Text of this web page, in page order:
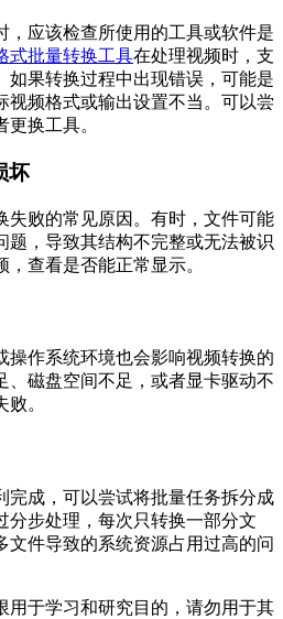
，应该检查所使用的工具或软件是
式批量转换工具在处理视频时，支
如果转换过程中出现错误，可能是
视频格式或输出设置不当。可以尝
换工具。
坏
失败的常见原因。有时，文件可能
题，导致其结构不完整或无法被识
查看是否能正常显示。
操作系统环境也会影响视频转换的
、磁盘空间不足，或者显卡驱动不
。
完成，可以尝试将批量任务拆分成
分步处理，每次只转换一部分文
文件导致的系统资源占用过高的问
用于学习和研究目的，请勿用于其